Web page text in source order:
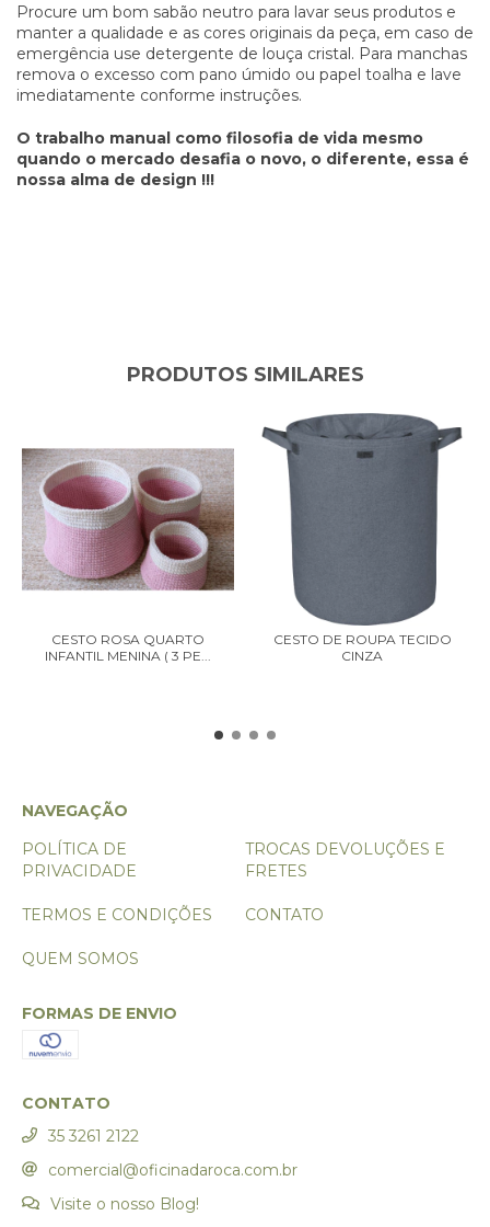
Procure um bom sabão neutro para lavar seus produtos e
manter a qualidade e as cores originais da peça, em caso de
emergência use detergente de louça cristal. Para manchas
remova o excesso com pano úmido ou papel toalha e lave
imediatamente conforme instruções.
O trabalho manual como filosofia de vida mesmo
quando o mercado desafia o novo, o diferente, essa é
nossa alma de design !!!
PRODUTOS SIMILARES
CESTO ROSA QUARTO
INFANTIL MENINA ( 3 PE...
CESTO DE ROUPA TECIDO
CINZA
NAVEGAÇÃO
POLÍTICA DE
PRIVACIDADE
TROCAS DEVOLUÇÕES E
FRETES
TERMOS E CONDIÇÕES CONTATO
QUEM SOMOS
FORMAS DE ENVIO
CONTATO
35 3261 2122
comercial@oficinadaroca.com.br
Visite o nosso Blog!